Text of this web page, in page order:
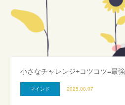
小さなチャレンジ+コツコツ=最強
マインド 2025.08.07